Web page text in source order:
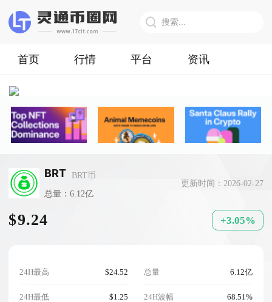
首页 行情 平台 资讯
BRT
BRT币
总量：6.12亿
更新时间：2026-02-27
$9.24 +3.05%
24H最高 $24.52
24H最低 $1.25
总量 6.12亿
24H波幅 68.51%